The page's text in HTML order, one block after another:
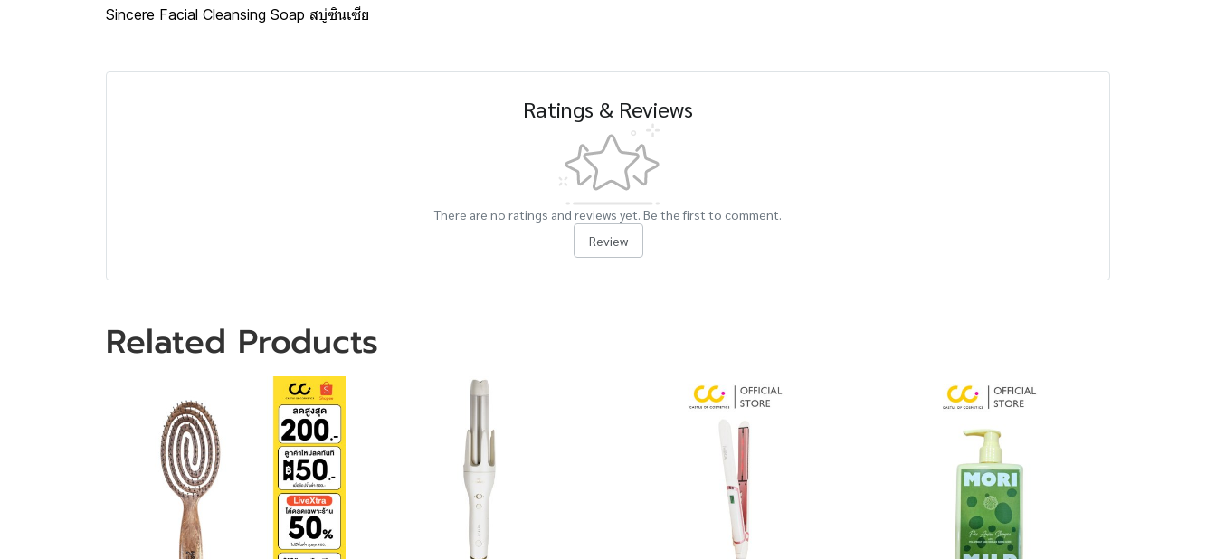
Sincere Facial Cleansing Soap สบู่ซินเซีย
Ratings & Reviews
There are no ratings and reviews yet. Be the first to comment.
Review
Related Products